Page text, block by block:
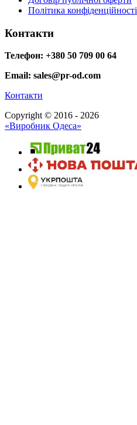
Політика конфіденційності
Контакти
Телефон: +380 50 709 00 64
Email: sales@pr-od.com
Контакти
Copyright © 2016 - 2026
«Виробник Одеса»